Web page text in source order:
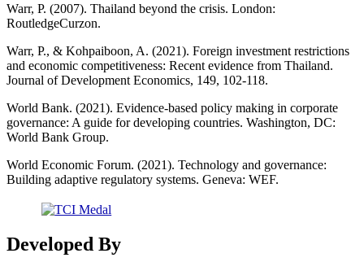
Warr, P. (2007). Thailand beyond the crisis. London:
RoutledgeCurzon.
Warr, P., & Kohpaiboon, A. (2021). Foreign investment restrictions
and economic competitiveness: Recent evidence from Thailand.
Journal of Development Economics, 149, 102-118.
World Bank. (2021). Evidence-based policy making in corporate
governance: A guide for developing countries. Washington, DC:
World Bank Group.
World Economic Forum. (2021). Technology and governance:
Building adaptive regulatory systems. Geneva: WEF.
Developed By